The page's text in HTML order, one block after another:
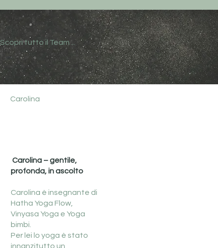
Scopri tutto il Team ...
Carolina
Carolina – gentile,
profonda, in ascolto
Carolina è insegnante di
Hatha Yoga Flow,
Vinyasa Yoga e Yoga
bimbi.
Per lei lo yoga è stato
innanzitutto un